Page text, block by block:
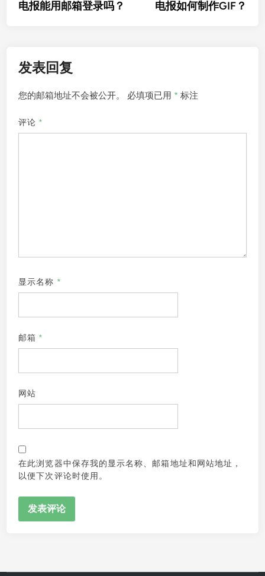
章
article:
电报能用邮箱登录吗？ 电报如何制作GIF？
发表回复
您的邮箱地址不会被公开。 必填项已用 * 标注
评论 *
显示名称 *
邮箱 *
网站
在此浏览器中保存我的显示名称、邮箱地址和网站地址，
以便下次评论时使用。